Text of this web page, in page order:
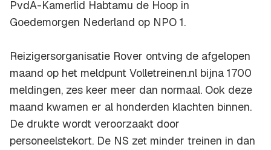
PvdA-Kamerlid Habtamu de Hoop in
Goedemorgen Nederland op NPO 1.
Reizigersorganisatie Rover ontving de afgelopen
maand op het meldpunt Volletreinen.nl bijna 1700
meldingen, zes keer meer dan normaal. Ook deze
maand kwamen er al honderden klachten binnen.
De drukte wordt veroorzaakt door
personeelstekort. De NS zet minder treinen in dan